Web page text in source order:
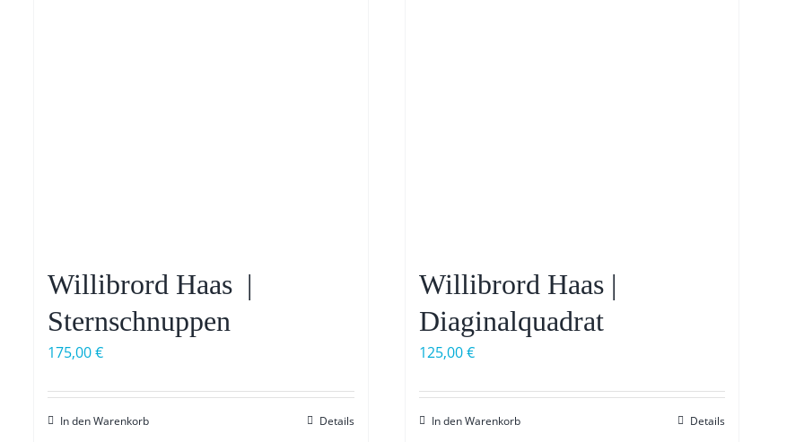
Willibrord Haas |
Sternschnuppen
175,00€
In den Warenkorb Details
Willibrord Haas |
Diaginalquadrat
125,00€
In den Warenkorb Details